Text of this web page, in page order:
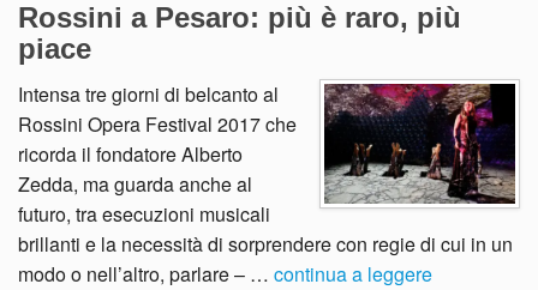
Rossini a Pesaro: più è raro, più
piace
Intensa tre giorni di belcanto al
Rossini Opera Festival 2017 che
ricorda il fondatore Alberto
Zedda, ma guarda anche al
futuro, tra esecuzioni musicali
brillanti e la necessità di sorprendere con regie di cui in un
modo o nell’altro, parlare – … continua a leggere